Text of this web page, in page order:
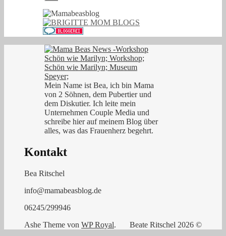
Mein Name ist Bea, ich bin Mama
von 2 Söhnen, dem Pubertier und
dem Diskutier. Ich leite mein
Unternehmen Couple Media und
schreibe hier auf meinem Blog über
alles, was das Frauenherz begehrt.
Kontakt
Bea Ritschel
info@mamabeasblog.de
06245/299946
Beate Ritschel 2026 ©
Ashe Theme von WP Royal.